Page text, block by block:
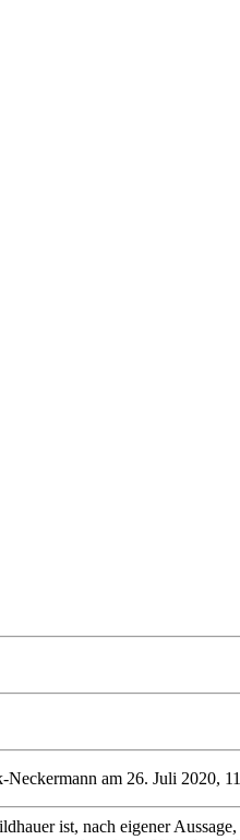
am 26. Juli 2020,
ist, nach eigener